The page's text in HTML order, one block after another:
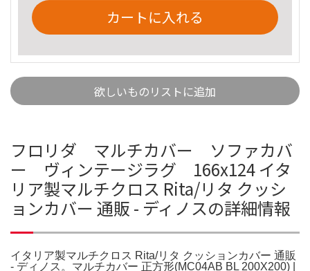
カートに入れる
欲しいものリストに追加
フロリダ マルチカバー ソファカバ
ー ヴィンテージラグ 166x124 イタ
リア製マルチクロス Rita/リタ クッシ
ョンカバー 通販 - ディノスの詳細情報
イタリア製マルチクロス Rita/リタ クッションカバー 通販
- ディノス。マルチカバー 正方形(MC04AB BL 200X200) |